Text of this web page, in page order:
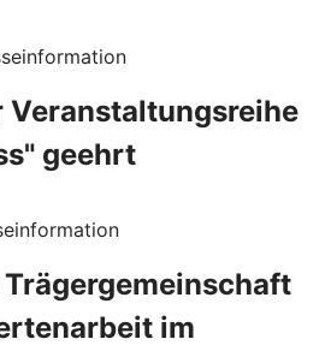
Veranstaltungsreihe
geehrt
im